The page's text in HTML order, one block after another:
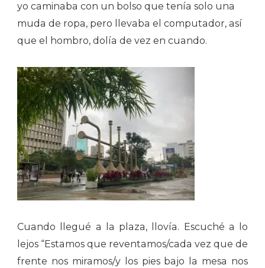
yo caminaba con un bolso que tenía solo una
muda de ropa, pero llevaba el computador, así
que el hombro, dolía de vez en cuando.
Cuando llegué a la plaza, llovía. Escuché a lo
lejos “Estamos que reventamos/cada vez que de
frente nos miramos/y los pies bajo la mesa nos